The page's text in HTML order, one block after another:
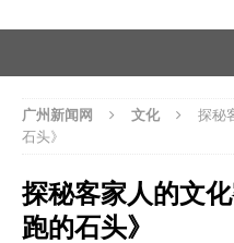
广州新闻网 文化
探秘
石头》
探秘客家人的文
跑的石头》